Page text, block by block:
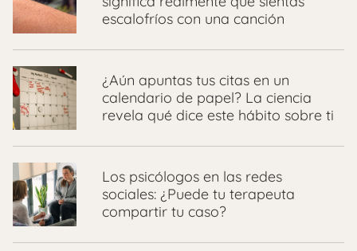
escalofríos con una canción
¿Aún apuntas tus citas en un
calendario de papel? La ciencia
revela qué dice este hábito sobre ti
Los psicólogos en las redes
sociales: ¿Puede tu terapeuta
compartir tu caso?